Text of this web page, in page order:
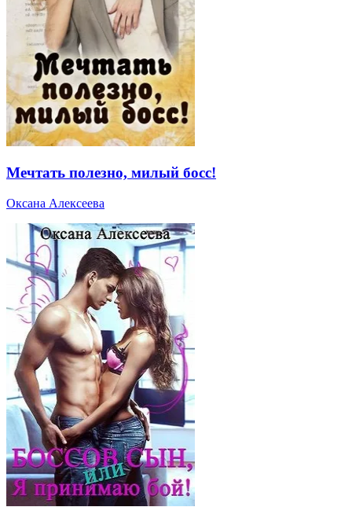
Мечтать полезно, милый босс!
Оксана Алексеева